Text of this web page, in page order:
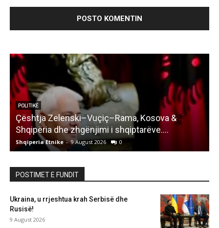
POLITIKË
Çështja Zelenski–Vuçiç–Rama, Kosova &
Shqipëria dhe zhgënjimi i shqiptarëve….
Shqiperia Etnike - 9 August 2026 0
POSTIMET E FUNDIT
Ukraina, u rrjeshtua krah Serbisë dhe
Rusisë!
9 August 2026